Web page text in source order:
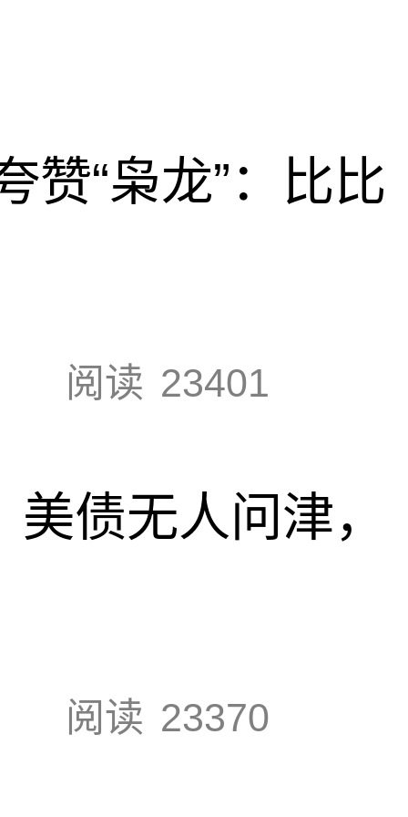
赞“枭龙”：比比
阅读 23401
债无人问津，
阅读 23370